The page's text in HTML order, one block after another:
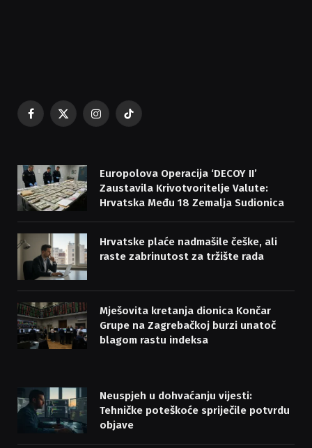
Facebook
X
Instagram
TikTok
Europolova Operacija ‘DECOY II’
Zaustavila Krivotvoritelje Valute:
Hrvatska Među 18 Zemalja Sudionica
Hrvatske plaće nadmašile češke, ali
raste zabrinutost za tržište rada
Mješovita kretanja dionica Končar
Grupe na Zagrebačkoj burzi unatoč
blagom rastu indeksa
Neuspjeh u dohvaćanju vijesti:
Tehničke poteškoće spriječile potvrdu
objave